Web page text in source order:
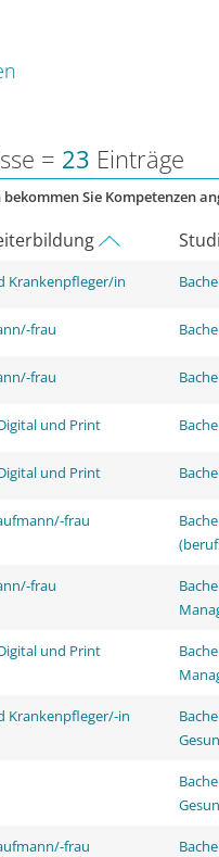
= 23 Einträge
Sie Kompetenzen
Krankenpfleger/in
frau
frau
und Print
und Print
frau
frau
und Print
Krankenpfleger/-in
frau